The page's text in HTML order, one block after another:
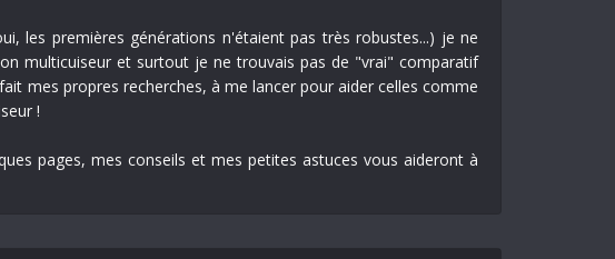
les premières générations n'étaient pas très robustes...) je ne
multicuiseur et surtout je ne trouvais pas de "vrai" comparatif
mes propres recherches, à me lancer pour aider celles comme
!
pages, mes conseils et mes petites astuces vous aideront à